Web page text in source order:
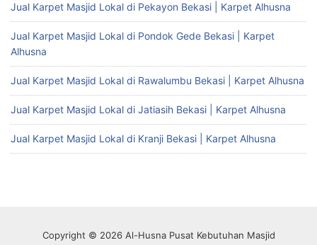
Jual Karpet Masjid Lokal di Pekayon Bekasi | Karpet Alhusna
Jual Karpet Masjid Lokal di Pondok Gede Bekasi | Karpet
Alhusna
Jual Karpet Masjid Lokal di Rawalumbu Bekasi | Karpet Alhusna
Jual Karpet Masjid Lokal di Jatiasih Bekasi | Karpet Alhusna
Jual Karpet Masjid Lokal di Kranji Bekasi | Karpet Alhusna
Copyright © 2026 Al-Husna Pusat Kebutuhan Masjid